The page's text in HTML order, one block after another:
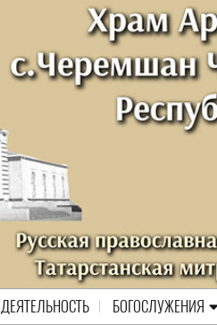
ДЕЯТЕЛЬНОСТЬ БОГОСЛУЖЕНИЯ